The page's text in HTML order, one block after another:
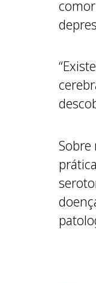
Sobre